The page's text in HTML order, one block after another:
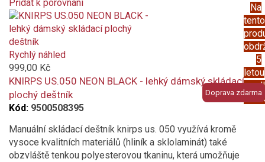
Na
tento
5
letou
Přidat k porovnání
Product
is
added
to
compare
Doprava zdarma
Rychlý náhled
999,00 Kč
KNIRPS US.050 NEON BLACK - lehký dámský skládací
plochý deštník
Kód: 9500508395
Manuální skládací deštník knirps us. 050 využívá kromě
vysoce kvalitních materiálů (hliník a sklolaminát) také
obzvláště tenkou polyesterovou tkaninu, která umožňuje